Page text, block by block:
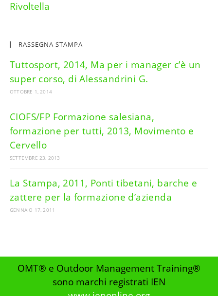
Rivoltella
RASSEGNA STAMPA
Tuttosport, 2014, Ma per i manager c’è un
super corso, di Alessandrini G.
OTTOBRE 1, 2014
CIOFS/FP Formazione salesiana,
formazione per tutti, 2013, Movimento e
Cervello
SETTEMBRE 23, 2013
La Stampa, 2011, Ponti tibetani, barche e
zattere per la formazione d’azienda
GENNAIO 17, 2011
OMT® e Outdoor Management Training®
sono marchi registrati IEN